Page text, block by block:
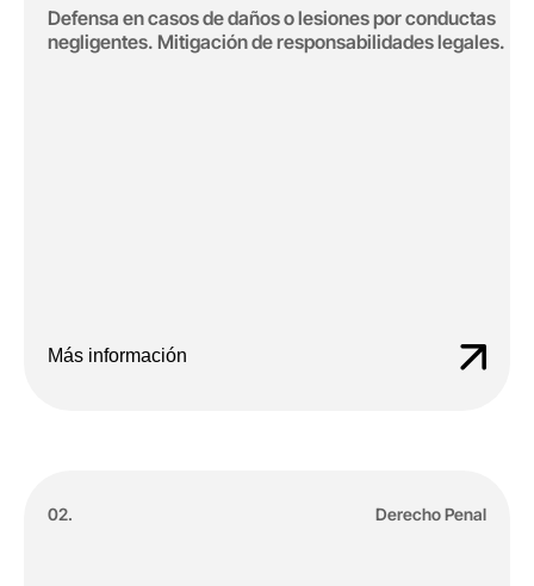
Defensa en casos de daños o lesiones por conductas
negligentes. Mitigación de responsabilidades legales.
Más información
02. Derecho Penal